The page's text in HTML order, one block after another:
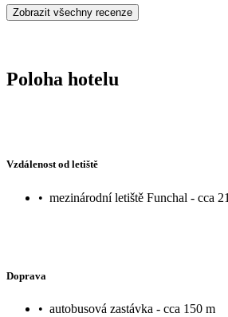
Zobrazit všechny recenze
Poloha hotelu
Vzdálenost od letiště
• mezinárodní letiště Funchal - cca
Doprava
• autobusová zastávka - cca 150 m